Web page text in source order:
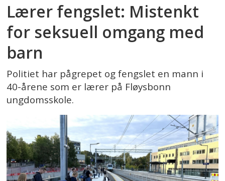
Lærer fengslet: Mistenkt
for seksuell omgang med
barn
Politiet har pågrepet og fengslet en mann i
40-årene som er lærer på Fløysbonn
ungdomsskole.